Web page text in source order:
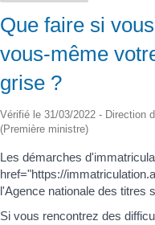
Que faire si
vous-même
grise ?
Vérifié le 31/03/2022 - Direction
(Première ministre)
Les démarches
href="https://
l'Agence nationale des titres
Si vous rencontrez des